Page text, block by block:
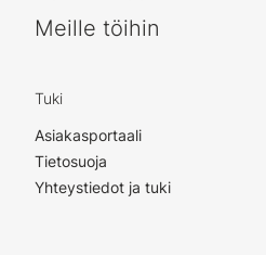
Meille töihin
Tuki
Asiakasportaali
Tietosuoja
Yhteystiedot ja tuki